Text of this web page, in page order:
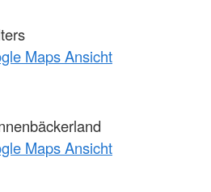
Maps Ansicht
Maps Ansicht